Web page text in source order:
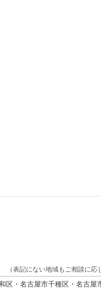
表記にない地域もご相談に応
・名古屋市千種区・名古屋